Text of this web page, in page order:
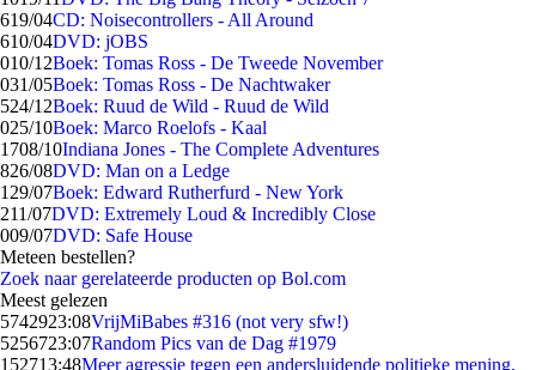
619/04CD: Noisecontrollers - All Around
610/04DVD: jOBS
010/12Boek: Tomas Ross - De Tweede November
031/05Boek: Tomas Ross - De Nachtwaker
524/12Boek: Ruud de Wild - Ruud de Wild
025/10Boek: Marco Roelofs - Kaal
1708/10Indiana Jones - The Complete Adventures
826/08DVD: Man on a Ledge
1 29/07Boek: Edward Rutherfurd - New York
211/07DVD: Extremely Loud & Incredibly Close
009/07DVD: Safe House
Meteen bestellen?
Zoek naar gerelateerde producten op Bol.com
Meest gelezen
5742923:08VrijMiBabes #316 (not very sfw!)
5256723:07Random Pics van de Dag #1979
152713:48Meer agressie tegen een andersluidende politieke mening,